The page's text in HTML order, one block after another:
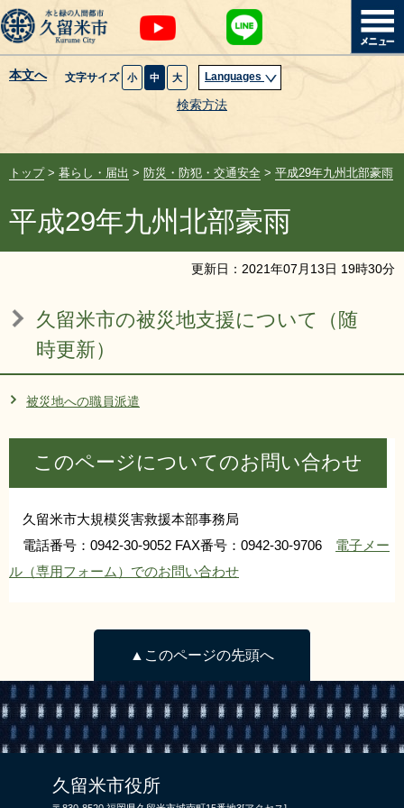
本文へ 文字サイズ 小 中 大 Languages
検索方法
暮らし・届出
健康・医療・福祉
観光魅力・イベント
計画・政策
RSS プライバシーポリシー
トップ> 暮らし・届出 > 防災・防犯・交通安全 > 平成29年九州北部豪雨
平成29年九州北部豪雨
更新日： 2021年07 月 13日 19時30分
久留米市の被災地支援について（随
時更新）
被災地への職員派遣
このページについてのお問い合わせ
久留米市大規模災害救援本部事務局
電話番号：0942-30-9052 FAX番号：0942-30-9706 電子メー
ル（専用フォーム）でのお問い合わせ
▲このページの先頭へ
久留米市役所